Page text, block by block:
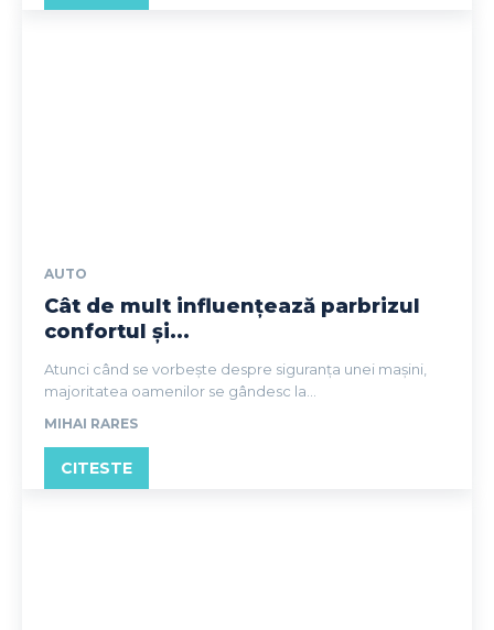
AUTO
Cât de mult influențează parbrizul
confortul și...
Atunci când se vorbește despre siguranța unei mașini,
majoritatea oamenilor se gândesc la...
MIHAI RARES
CITESTE